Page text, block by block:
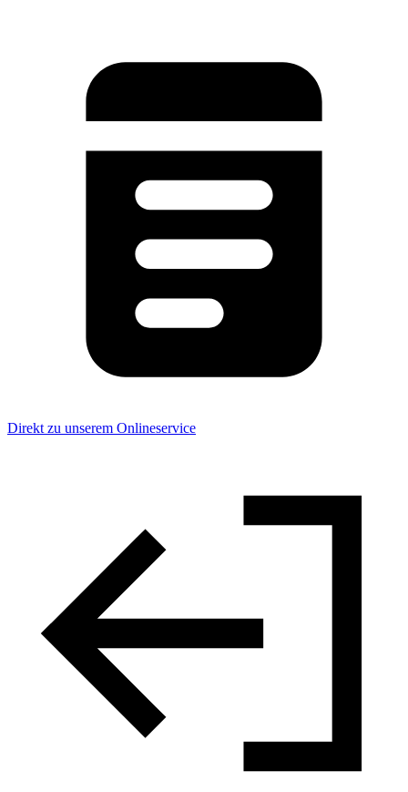
Direkt zu unserem Onlineservice